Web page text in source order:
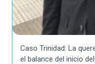
Caso Trinidad: La
el balance del inicio